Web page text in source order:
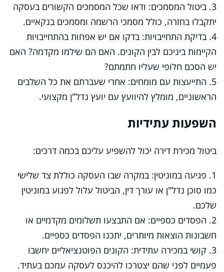
3. ביטול המסמכים: ודאו שכל המסמכים הקשורים בעסקה
יתקבלו בחזרה, כולל מסמכי הרשמה ומסמכים בנקאיים.
4. בדיקת התחייבויות: בדקו אם יש אפחות בהתחייבויות
הקיימות ביניכם לבין הקונים. האם הם שילמו מקדמה? האם
יש הסכם חלופי שעליו חתמתם?
5. התייעצות עם מומחים: אחרי שעברתם את כל השלבים
הראשוניים, מומלץ להיוועץ עם יועץ נדל"ן מקצועי.
השפעות עתידיות
ביטול מכירת דירה יכול להשפיע עליכם בכמה דרכים:
1. פגיעה במוניטין: במקרה שבו העסקה כוללת צד שלישי
כמו סוכן נדל"ן או עורך דין, הביטול עלול לפגוע במוניטין
שלכם.
2. הפסדים כספיים: אם התבצעו תשלומים מקדמיים או
חשבונות הוצאות מיותרים, יתכנו הפסדים כספיים.
3. קושי במכירה עתידית: הקונים הפוטנציאליים יחשבו
פעמיים לפני שהם יצטרכו להיכנס לעסקה עמכם בעתיד.